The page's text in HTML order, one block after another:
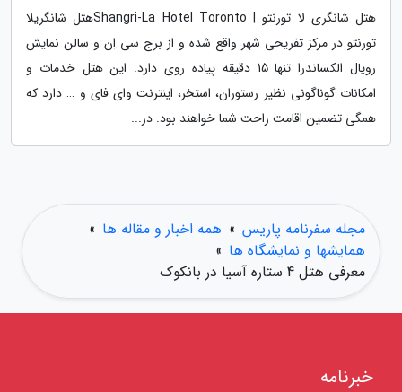
هتل شانگری لا تورنتو | Shangri-La Hotel Torontoهتل شانگریلا
تورنتو در مرکز تفریحی شهر واقع شده و از برج سی اِن و سالن نمایش
رویال الکساندرا تنها 15 دقیقه پیاده روی دارد. این هتل خدمات و
امکانات گوناگونی نظیر رستوران، استخر، اینترنت وای فای و … دارد که
همگی تضمین اقامت راحت شما خواهند بود. در...
مجله سفرنامه پاریس » همه اخبار و مقاله ها »
همایشها و نمایشگاه ها »
معرفی هتل 4 ستاره آسیا در بانکوک
خبرنامه